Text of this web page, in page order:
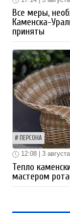
Все меры,
Каменска-
приняты
ПЕРСОНА
12:08 | 3 августа
Тепло
мастером